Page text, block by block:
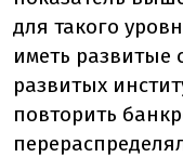
для такого
иметь развитые
развитых
повторить